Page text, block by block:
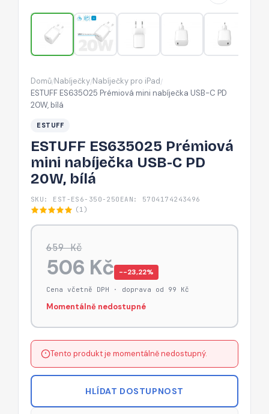
C
PD
20W,
bílá
Domů/Nabíječky/Nabíječky pro iPad/
ESTUFF ES635025 Prémiová mini nabíječka USB-C PD
20W, bílá
ESTUFF
ESTUFF ES635025 Prémiová
mini nabíječka USB-C PD
20W, bílá
SKU: EST-ES6-350-250 EAN: 5704174243496
(1)
659 Kč
506 Kč −-23,22%
Cena včetně DPH · doprava od 99 Kč
Momentálně nedostupné
Tento produkt je momentálně nedostupný.
HLÍDAT DOSTUPNOST